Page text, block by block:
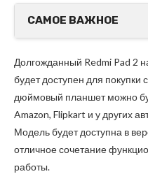
САМОЕ ВАЖНОЕ
Долгожданный Redmi Pad 2
будет доступен для покупки
дюймовый планшет можно
Amazon, Flipkart и у других
Модель будет доступна в
отличное сочетание
работы.